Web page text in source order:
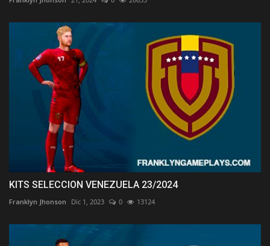
KITS SELECCION VENEZUELA 23/2024
Franklyn Jhonson Dic 1, 2023 0 13124